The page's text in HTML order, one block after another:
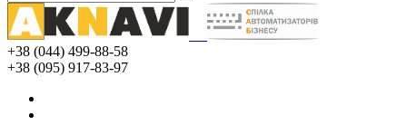
+38 (044) 499-88-58
+38 (095) 917-83-97